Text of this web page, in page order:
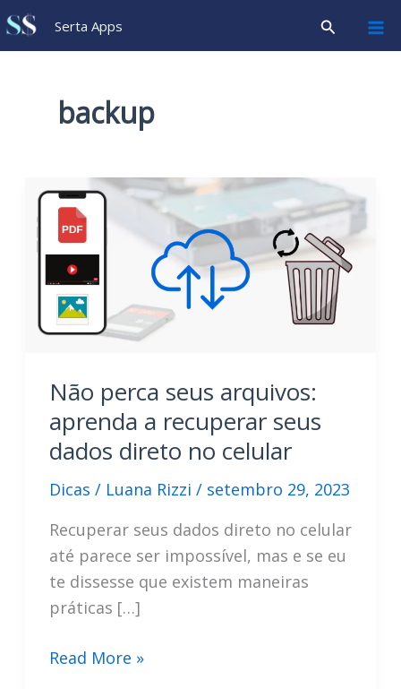
Ir
para
Serta Apps Pesquisar
backup
Não perca seus arquivos:
aprenda a recuperar seus
dados direto no celular
Dicas / Luana Rizzi / setembro 29, 2023
Recuperar seus dados direto no celular
até parece ser impossível, mas e se eu
te dissesse que existem maneiras
práticas […]
Não
Read More »